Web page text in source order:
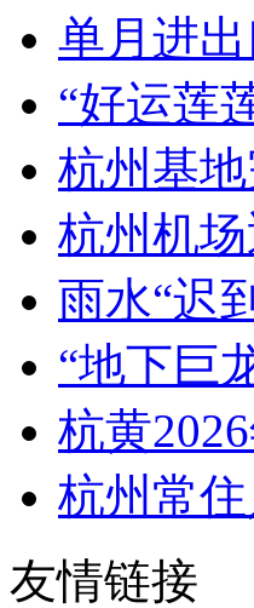
单月进
“好运莲
杭州基
杭州机
雨水“迟
“地下巨
杭黄
杭州常
友情链接